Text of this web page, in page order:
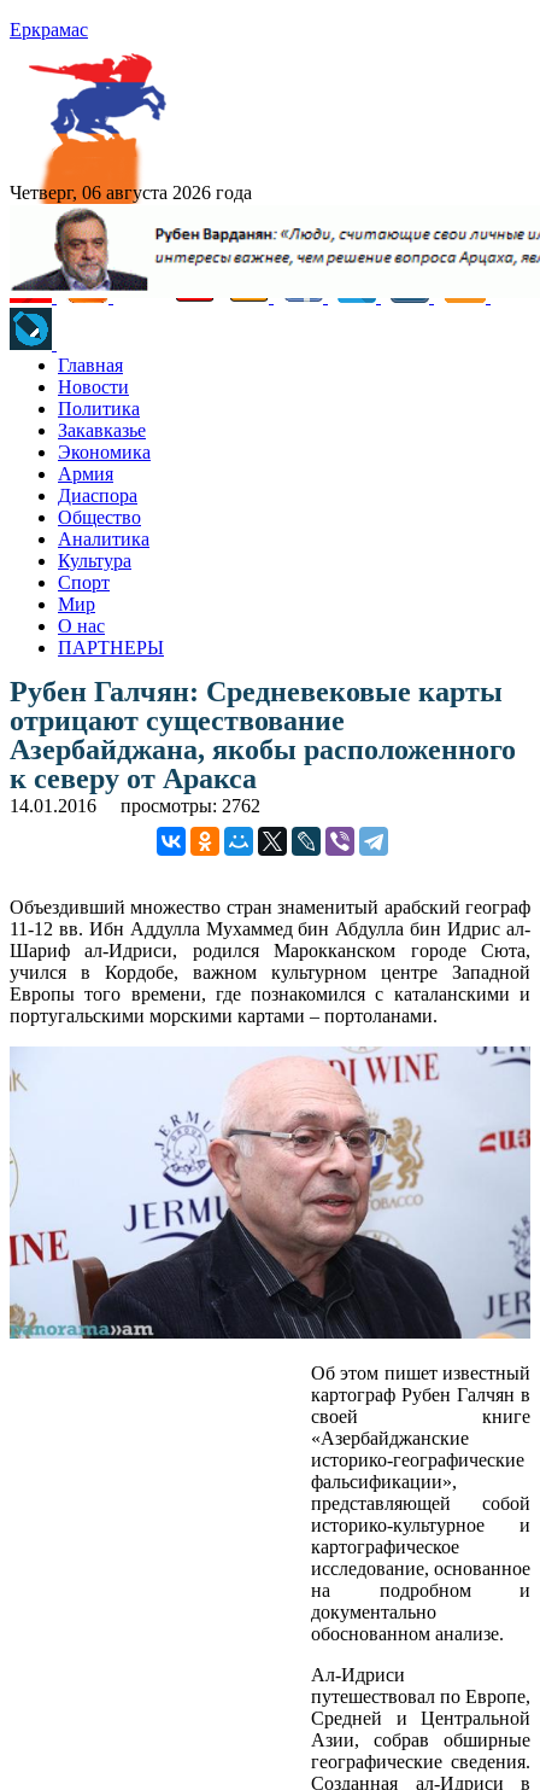
Еркрамас
Четверг, 06 августа 2026 года
Главная
Новости
Политика
Закавказье
Экономика
Армия
Диаспора
Общество
Аналитика
Культура
Спорт
Мир
О нас
ПАРТНЕРЫ
Рубен Галчян: Средневековые карты
отрицают существование
Азербайджана, якобы расположенного
к северу от Аракса
14.01.2016 просмотры: 2762
Объездивший множество стран знаменитый арабский географ
11-12 вв. Ибн Аддулла Мухаммед бин Абдулла бин Идрис ал-
Шариф ал-Идриси, родился Марокканском городе Сюта,
учился в Кордобе, важном культурном центре Западной
Европы того времени, где познакомился с каталанскими и
португальскими морскими картами – портоланами.
Об этом пишет известный
картограф Рубен Галчян в
своей книге
«Азербайджанские
историко-географические
фальсификации»,
представляющей собой
историко-культурное и
картографическое
исследование, основанное
на подробном и
документально
обоснованном анализе.
Ал-Идриси
путешествовал по Европе,
Средней и Центральной
Азии, собрав обширные
географические сведения.
Созданная ал-Идриси в